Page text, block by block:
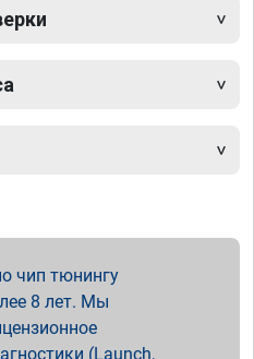
чип тюнингу
8 лет. Мы
(Launch,